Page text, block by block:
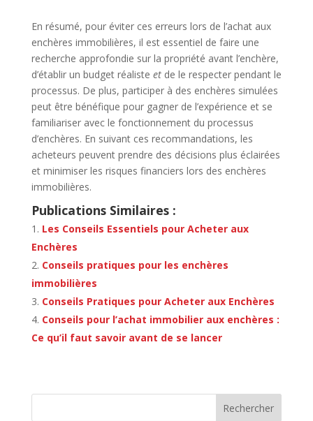
En résumé, pour éviter ces erreurs lors de l’achat aux
enchères immobilières, il est essentiel de faire une
recherche approfondie sur la propriété avant l’enchère,
d’établir un budget réaliste etde le respecter pendant le
processus. De plus, participer à des enchères simulées
peut être bénéfique pour gagner de l’expérience et se
familiariser avec le fonctionnement du processus
d’enchères. En suivant ces recommandations, les
acheteurs peuvent prendre des décisions plus éclairées
et minimiser les risques financiers lors des enchères
immobilières.
Publications Similaires :
Les Conseils Essentiels pour Acheter aux
Enchères
Conseils pratiques pour les enchères
immobilières
Conseils Pratiques pour Acheter aux Enchères
Conseils pour l’achat immobilier aux enchères :
Ce qu’il faut savoir avant de se lancer